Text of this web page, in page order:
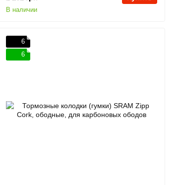
В наличии
6
6